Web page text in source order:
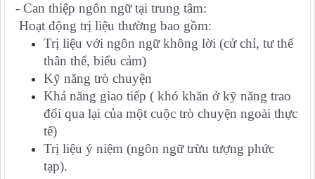
- Can thiệp ngôn ngữ tại trung tâm:
Hoạt động trị liệu thường bao gồm:
Trị liệu với ngôn ngữ không lời (cử chỉ, tư thế
thân thể, biểu cảm)
Kỹ năng trò chuyện
Khả năng giao tiếp ( khó khăn ở kỹ năng trao
đổi qua lại của một cuộc trò chuyện ngoài thực
tế)
Trị liệu ý niệm (ngôn ngữ trừu tượng phức
tạp).